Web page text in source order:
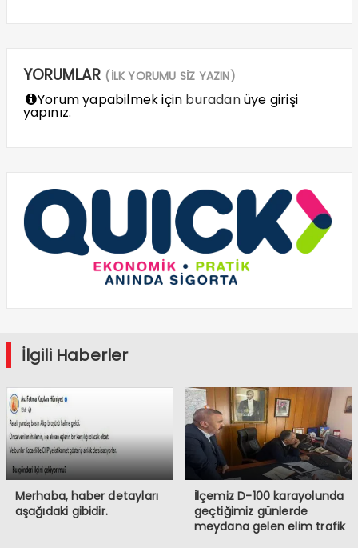
YORUMLAR (İLK YORUMU SİZ YAZIN)
Yorum yapabilmek için buradanüye girişi
yapınız.
İlgili Haberler
Merhaba, haber detayları
aşağıdaki gibidir.
İlçemiz D-100 karayolunda
geçtiğimiz günlerde
meydana gelen elim trafik